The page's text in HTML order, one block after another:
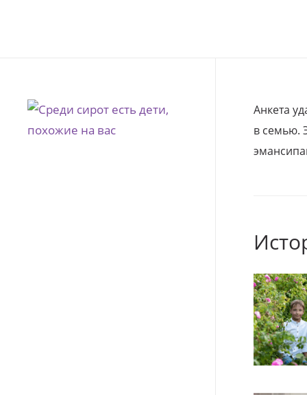
Анкета
в семью.